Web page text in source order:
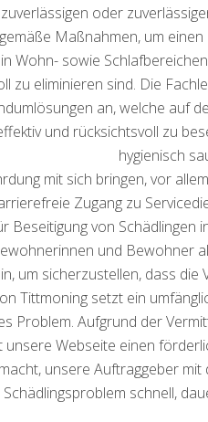
oder
Maßnahmen, um
Wohn- sowie
zu eliminieren sind. Die
an, welche auf
und rücksichtsvoll zu
hygienisch
mit sich bringen, vor
Zugang zu
von
und Bewohner
um sicherzustellen, dass
Tittmoning setzt ein
Problem. Aufgrund der
Webseite einen
unsere Auftraggeber
Schädlingsproblem schnell,